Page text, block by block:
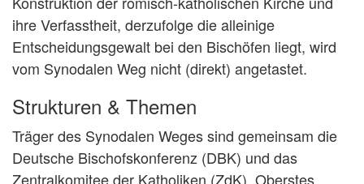
ihre Verfasstheit, derzufolge die alleinige
Entscheidungsgewalt bei den Bischöfen liegt, wird
vom Synodalen Weg nicht (direkt) angetastet.
Strukturen & Themen
Träger des Synodalen Weges sind gemeinsam die
Deutsche Bischofskonferenz (DBK) und das
Zentralkomitee der Katholiken (ZdK). Oberstes